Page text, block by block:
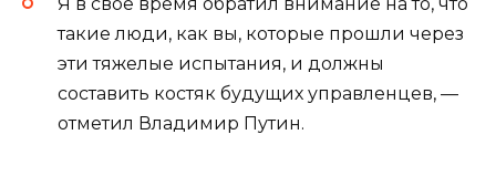
Я в свое время обратил внимание на то, что
такие люди, как вы, которые прошли через
эти тяжелые испытания, и должны
составить костяк будущих управленцев, —
отметил Владимир Путин.